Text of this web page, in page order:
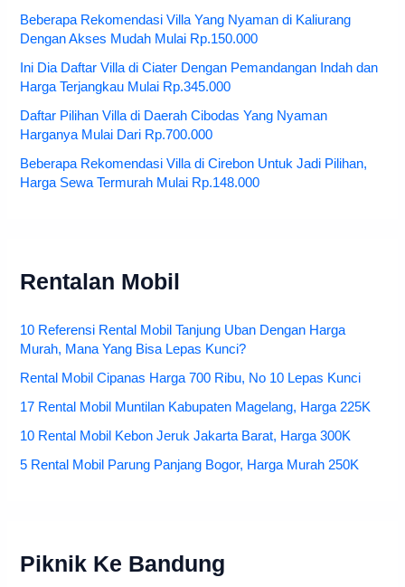
Beberapa Rekomendasi Villa Yang Nyaman di Kaliurang
Dengan Akses Mudah Mulai Rp.150.000
Ini Dia Daftar Villa di Ciater Dengan Pemandangan Indah dan
Harga Terjangkau Mulai Rp.345.000
Daftar Pilihan Villa di Daerah Cibodas Yang Nyaman
Harganya Mulai Dari Rp.700.000
Beberapa Rekomendasi Villa di Cirebon Untuk Jadi Pilihan,
Harga Sewa Termurah Mulai Rp.148.000
Rentalan Mobil
10 Referensi Rental Mobil Tanjung Uban Dengan Harga
Murah, Mana Yang Bisa Lepas Kunci?
Rental Mobil Cipanas Harga 700 Ribu, No 10 Lepas Kunci
17 Rental Mobil Muntilan Kabupaten Magelang, Harga 225K
10 Rental Mobil Kebon Jeruk Jakarta Barat, Harga 300K
5 Rental Mobil Parung Panjang Bogor, Harga Murah 250K
Piknik Ke Bandung